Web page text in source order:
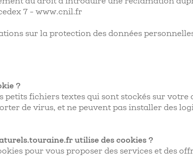
7 - www.cnil.fr
sur la protection des données
?
petits fichiers textes qui sont stockés sur
de virus, et ne peuvent pas installer des
utilise des cookies ?
pour vous proposer des services et des